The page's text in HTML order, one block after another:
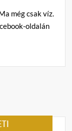
még csak víz.
oldalán